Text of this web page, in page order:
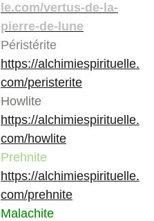
le.com/vertus-de-la-
pierre-de-lune
Péristérite
https://alchimiespirituelle.
com/peristerite
Howlite
https://alchimiespirituelle.
com/howlite
Prehnite
https://alchimiespirituelle.
com/prehnite
Malachite